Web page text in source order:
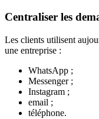
Centraliser les
Les clients utilisent
une entreprise :
WhatsApp ;
Messenger ;
Instagram ;
email ;
téléphone.